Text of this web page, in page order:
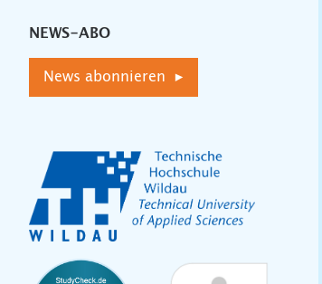
NEWS-ABO
News abonnieren ▸